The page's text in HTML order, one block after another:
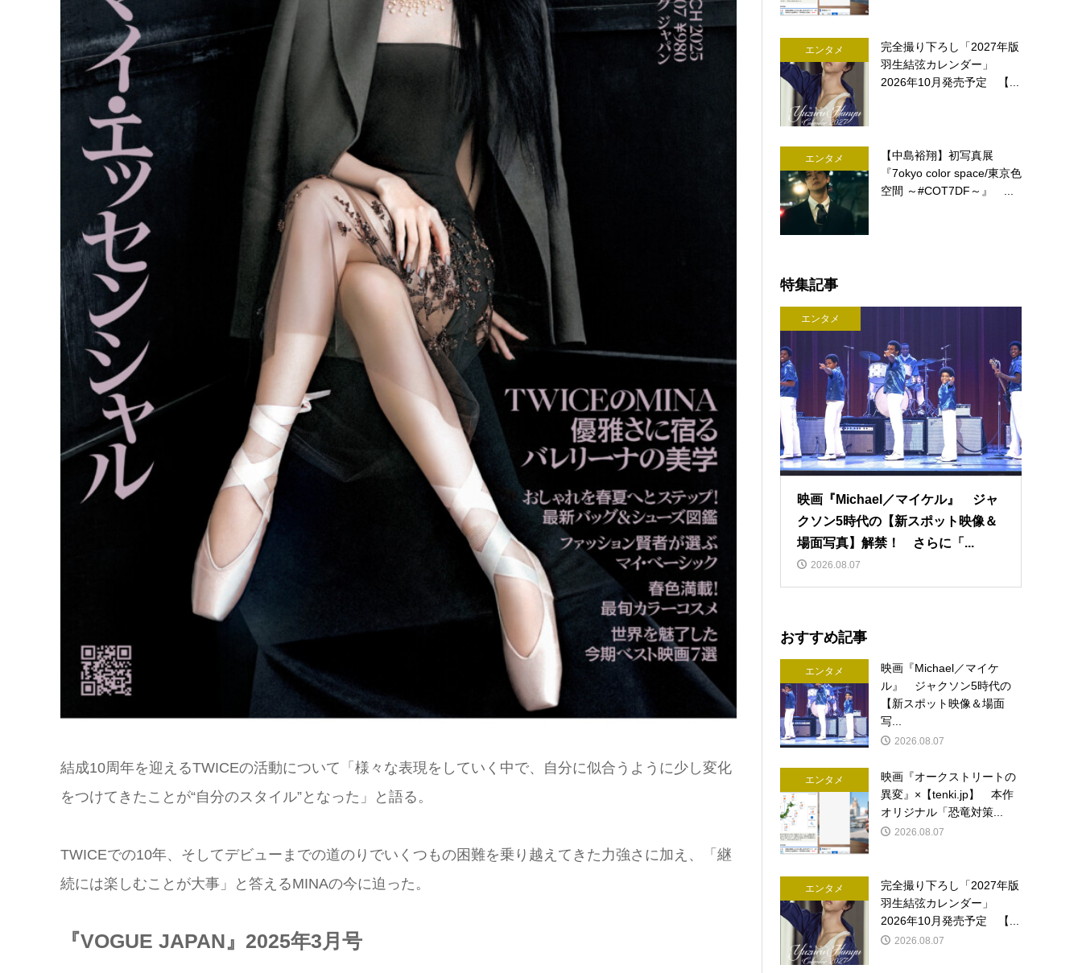
結成10周年を迎えるTWICEの活動について「様々な表現をしていく中で、自分に似合うように少し変化
をつけてきたことが“自分のスタイル”となった」と語る。
TWICEでの10年、そしてデビューまでの道のりでいくつもの困難を乗り越えてきた力強さに加え、「継
続には楽しむことが大事」と答えるMINAの今に迫った。
『VOGUE JAPAN』2025年3月号
エンタメ
完全撮り下ろし「2027年版
羽生結弦カレンダー」
2026年10月発売予定 【...
エンタメ
【中島裕翔】初写真展
『7okyo color space/東京色
空間 ～#COT7DF～』 ...
特集記事
エンタメ
映画『Michael／マイケル』 ジャ
クソン5時代の【新スポット映像＆
場面写真】解禁！ さらに「...
2026.08.07
おすすめ記事
エンタメ
映画『Michael／マイケ
ル』 ジャクソン5時代の
【新スポット映像＆場面
写...
2026.08.07
エンタメ
映画『オークストリートの
異変』×【tenki.jp】 本作
オリジナル「恐竜対策...
2026.08.07
エンタメ
完全撮り下ろし「2027年版
羽生結弦カレンダー」
2026年10月発売予定 【...
2026.08.07